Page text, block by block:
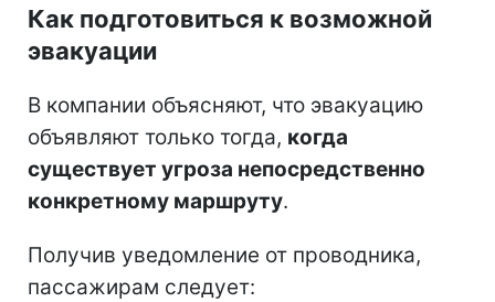
Как подготовиться к возможной
эвакуации
В компании объясняют, что эвакуацию
объявляют только тогда, когда
существует угроза непосредственно
конкретному маршруту.
Получив уведомление от проводника,
пассажирам следует: